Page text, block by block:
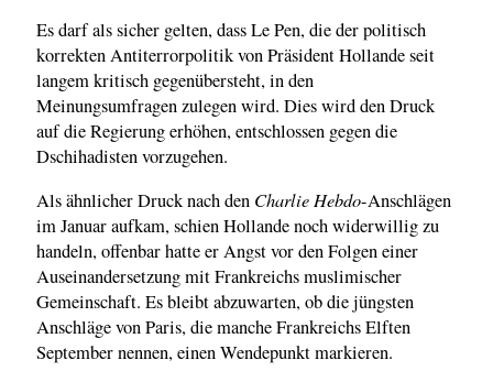
Es darf als sicher gelten, dass Le Pen, die der politisch
korrekten Antiterrorpolitik von Präsident Hollande seit
langem kritisch gegenübersteht, in den
Meinungsumfragen zulegen wird. Dies wird den Druck
auf die Regierung erhöhen, entschlossen gegen die
Dschihadisten vorzugehen.
Als ähnlicher Druck nach den Charlie Hebdo-Anschlägen
im Januar aufkam, schien Hollande noch widerwillig zu
handeln, offenbar hatte er Angst vor den Folgen einer
Auseinandersetzung mit Frankreichs muslimischer
Gemeinschaft. Es bleibt abzuwarten, ob die jüngsten
Anschläge von Paris, die manche Frankreichs Elften
September nennen, einen Wendepunkt markieren.